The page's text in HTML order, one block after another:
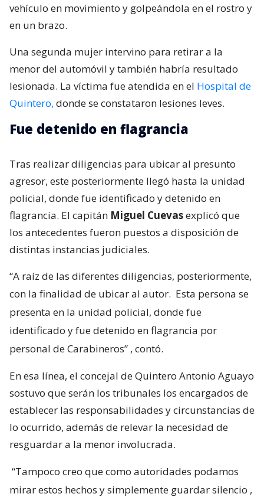
vehículo en movimiento y golpeándola en el rostro y
en un brazo.
Una segunda mujer intervino para retirar a la
menor del automóvil y también habría resultado
lesionada. La víctima fue atendida en el Hospital de
Quintero, donde se constataron lesiones leves.
Fue detenido en flagrancia
Tras realizar diligencias para ubicar al presunto
agresor, este posteriormente llegó hasta la unidad
policial, donde fue identificado y detenido en
flagrancia. El capitán Miguel Cuevasexplicó que
los antecedentes fueron puestos a disposición de
distintas instancias judiciales.
“A raíz de las diferentes diligencias, posteriormente,
con la finalidad de ubicar al autor. Esta persona se
presenta en la unidad policial, donde fue
identificado y fue detenido en flagrancia por
personal de Carabineros” , contó.
En esa línea, el concejal de Quintero Antonio Aguayo
sostuvo que serán los tribunales los encargados de
establecer las responsabilidades y circunstancias de
lo ocurrido, además de relevar la necesidad de
resguardar a la menor involucrada.
“Tampoco creo que como autoridades podamos
mirar estos hechos y simplemente guardar silencio ,